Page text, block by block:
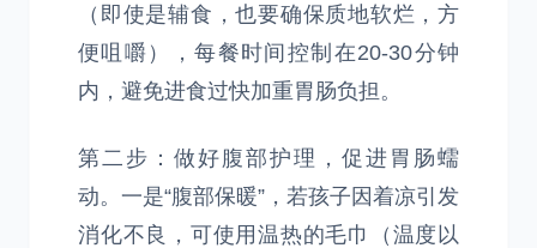
（即使是辅食，也要确保质地软烂，方
便咀嚼），每餐时间控制在20-30分钟
内，避免进食过快加重胃肠负担。
第二步：做好腹部护理，促进胃肠蠕
动。一是“腹部保暖”，若孩子因着凉引发
消化不良，可使用温热的毛巾（温度以